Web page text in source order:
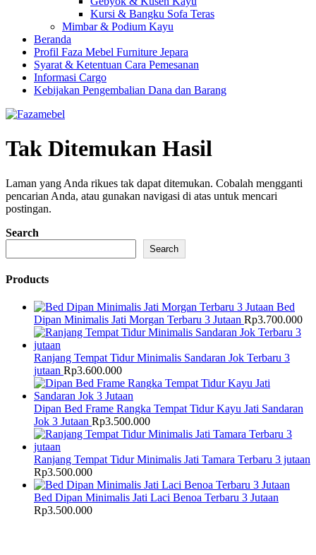
Kursi & Bangku Sofa Teras
Mimbar & Podium Kayu
Beranda
Profil Faza Mebel Furniture Jepara
Syarat & Ketentuan Cara Pemesanan
Informasi Cargo
Kebijakan Pengembalian Dana dan Barang
Tak Ditemukan Hasil
Laman yang Anda rikues tak dapat ditemukan. Cobalah mengganti
pencarian Anda, atau gunakan navigasi di atas untuk mencari
postingan.
Search
Search
Products
Bed
Dipan Minimalis Jati Morgan Terbaru 3 Jutaan Rp3.700.000
Ranjang Tempat Tidur Minimalis Sandaran Jok Terbaru 3
jutaan Rp3.600.000
Dipan Bed Frame Rangka Tempat Tidur Kayu Jati Sandaran
Jok 3 Jutaan Rp3.500.000
Ranjang Tempat Tidur Minimalis Jati Tamara Terbaru 3 jutaan
Rp3.500.000
Bed Dipan Minimalis Jati Laci Benoa Terbaru 3 Jutaan
Rp3.500.000